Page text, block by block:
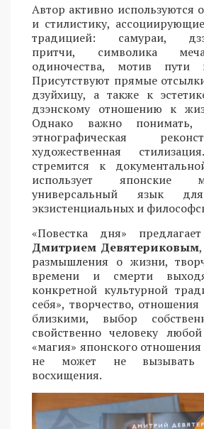
Автор активно используются
и стилистику,
традицией: самураи,
притчи, символика
одиночества, мотив пути
Присутствуют прямые
дзуйхицу, а также к
дзэнскому отношению к
Однако важно
этнографическая
художественная
стремится к
использует японские
универсальный язык
экзистенциальных и
«Повестка дня»
Дмитрием Девятериковым
размышления о жизни,
времени и смерти
конкретной культурной
себя», творчество,
близкими, выбор
свойственно человеку
«магия» японского
не может не вызывать
восхищения.